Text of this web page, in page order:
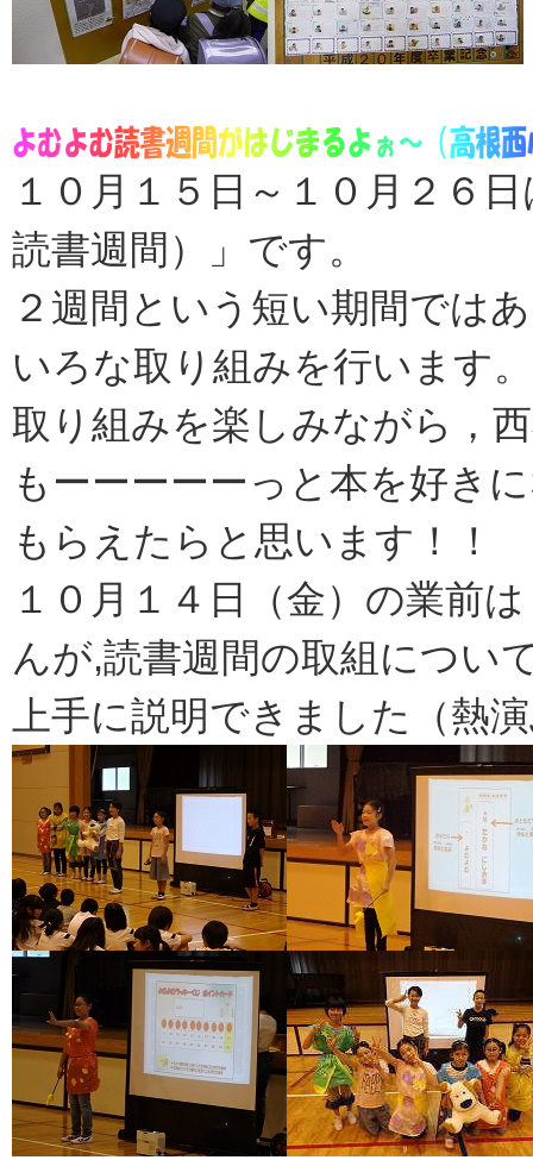
１０月１５日～１０月２６
読書週間）」です。
２週間という短い期間では
いろな取り組みを行います。
取り組みを楽しみながら，
もーーーーーっと本を好き
もらえたらと思います！！
１０月１４日（金）の業前
んが,読書週間の取組につい
上手に説明できました（熱